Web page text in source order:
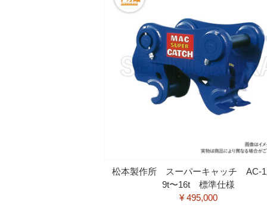
松本製作所 スーパーキャッチ
9t〜16t 標準仕様
¥ 495,000